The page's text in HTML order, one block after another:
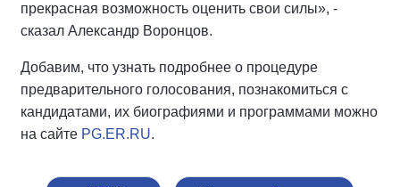
прекрасная возможность оценить свои силы», -
сказал Александр Воронцов.
Добавим, что узнать подробнее о процедуре
предварительного голосования, познакомиться с
кандидатами, их биографиями и программами можно
на сайте PG.ER.RU.